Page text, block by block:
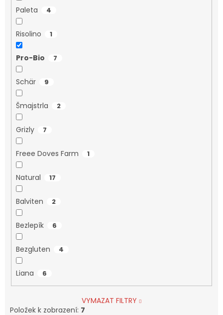
Paleta 4
Risolino 1
Pro-Bio 7
Schär 9
Šmajstrla 2
Grizly 7
Freee Doves Farm 1
Natural 17
Balviten 2
Bezlepík 6
Bezgluten 4
Liana 6
VYMAZAT FILTRY
Položek k zobrazení: 7